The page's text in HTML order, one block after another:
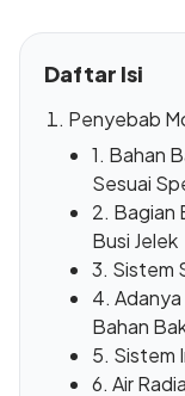
Daftar Isi
Penyebab
1. Bahan
Sesuai
2. Bagian
Busi Jelek
3. Sistem
4.
Bahan
5. Sistem
6. Air